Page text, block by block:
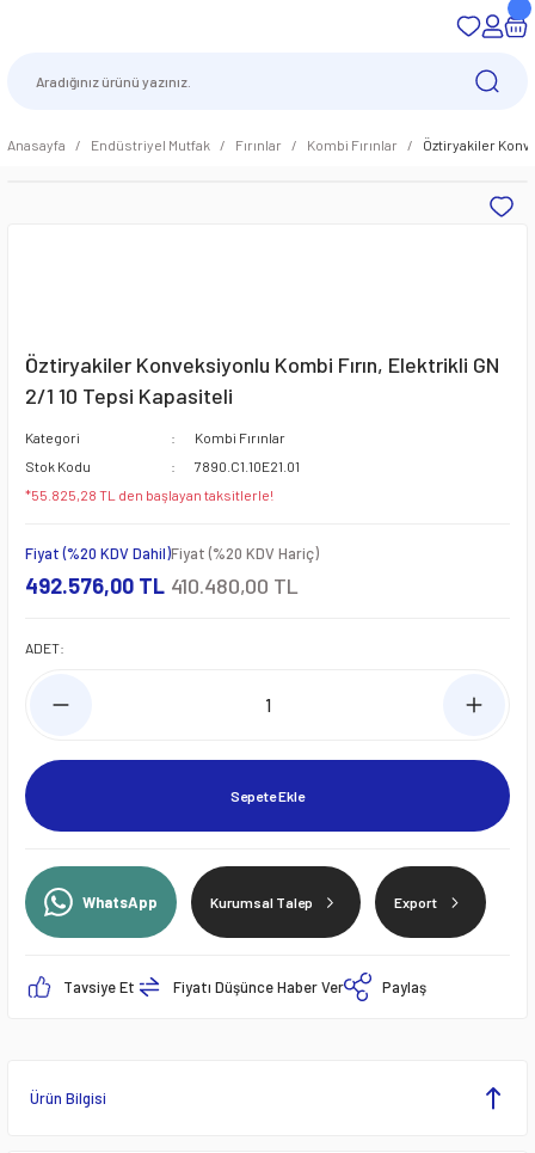
Anasayfa Endüstriyel Mutfak Fırınlar Kombi Fırınlar Öztiryakiler
Öztiryakiler Konveksiyonlu Kombi Fırın, Elektrikli GN
2/1 10 Tepsi Kapasiteli
Kategori
Kombi Fırınlar
Stok Kodu
7890.C1.10E21.01
*55.825,28 TL den başlayan taksitlerle!
Fiyat (%20 KDV Dahil)
492.576,00 TL
Fiyat (%20 KDV Hariç)
410.480,00 TL
ADET:
Sepete Ekle
WhatsApp Kurumsal Talep Export
Tavsiye Et Fiyatı Düşünce Haber Ver Paylaş
Ürün Bilgisi